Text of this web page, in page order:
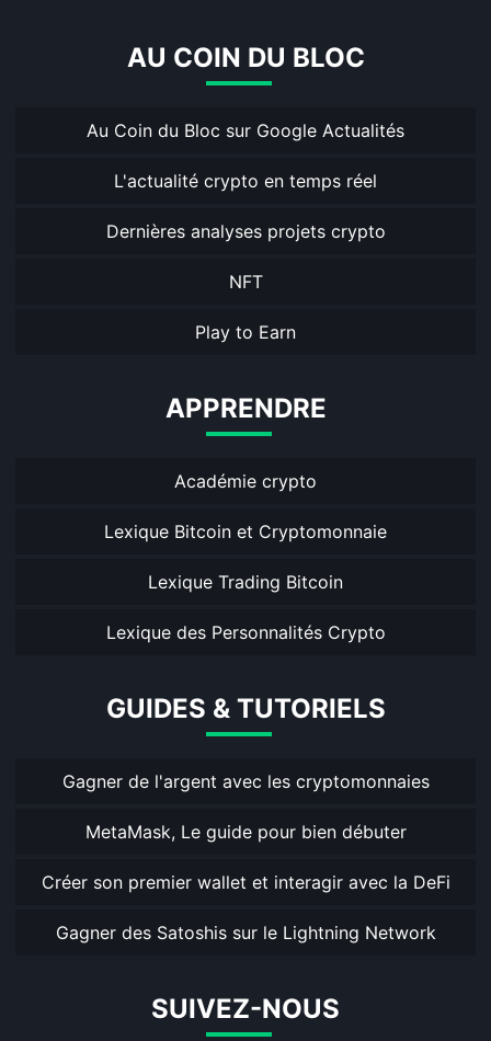
AU COIN DU BLOC
Au Coin du Bloc sur Google Actualités
L'actualité crypto en temps réel
Dernières analyses projets crypto
NFT
Play to Earn
APPRENDRE
Académie crypto
Lexique Bitcoin et Cryptomonnaie
Lexique Trading Bitcoin
Lexique des Personnalités Crypto
GUIDES & TUTORIELS
Gagner de l'argent avec les cryptomonnaies
MetaMask, Le guide pour bien débuter
Créer son premier wallet et interagir avec la DeFi
Gagner des Satoshis sur le Lightning Network
SUIVEZ-NOUS